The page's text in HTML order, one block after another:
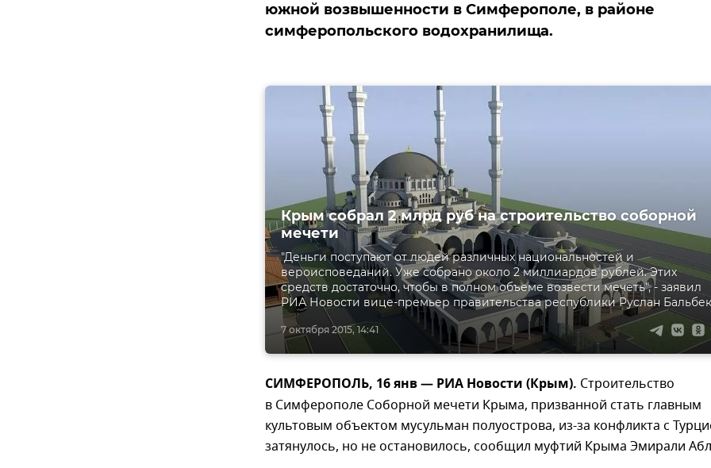
южной возвышенности в Симферополе, в районе
симферопольского водохранилища.
7 октября 2015, 14:41
Крым собрал 2 млрд руб на строительство соборной
мечети
"Деньги поступают от людей различных национальностей и
вероисповеданий. Уже собрано около 2 миллиардов рублей. Этих
средств достаточно, чтобы в полном объеме возвести мечеть", - заявил
РИА Новости вице-премьер правительства республики Руслан
СИМФЕРОПОЛЬ, 16 янв — РИА Новости (Крым). Строительство
в Симферополе Соборной мечети Крыма, призванной стать главным
культовым объектом мусульман полуострова, из-за конфликта с
затянулось, но не остановилось, сообщил муфтий Крыма Эмирали